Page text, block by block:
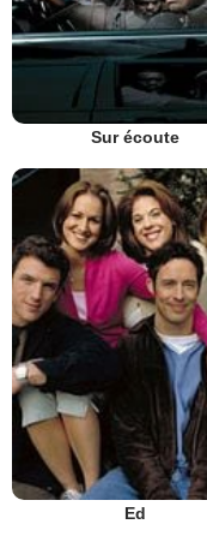
Sur écoute
Ed